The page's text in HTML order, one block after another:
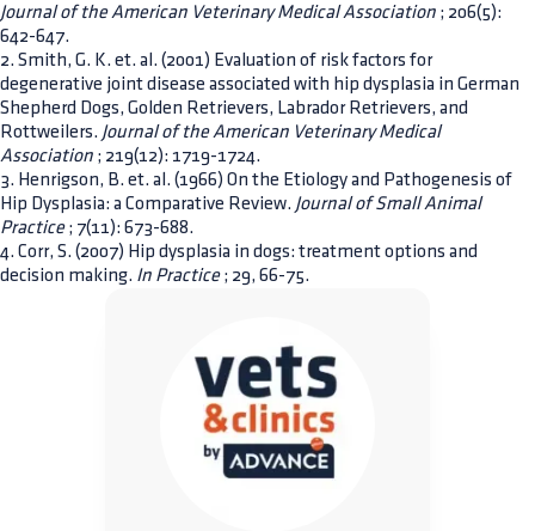
Journal of the American Veterinary Medical Association ; 206(5):
642-647.
2. Smith, G. K. et. al. (2001) Evaluation of risk factors for
degenerative joint disease associated with hip dysplasia in German
Shepherd Dogs, Golden Retrievers, Labrador Retrievers, and
Rottweilers. Journal of the American Veterinary Medical
Association ; 219(12): 1719-1724.
3. Henrigson, B. et. al. (1966) On the Etiology and Pathogenesis of
Hip Dysplasia: a Comparative Review. Journal of Small Animal
Practice; 7(11): 673-688.
4. Corr, S. (2007) Hip dysplasia in dogs: treatment options and
decision making. In Practice; 29, 66-75.